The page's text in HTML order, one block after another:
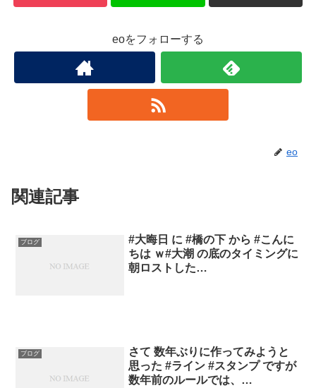
eoをフォローする
eo
関連記事
ブログ
#大晦日 に #橋の下 から #こんに
ちは ｗ#大潮 の底のタイミングに
朝ロストした…
ブログ
さて 数年ぶりに作ってみようと
思った #ライン #スタンプ ですが
数年前のルールでは、…